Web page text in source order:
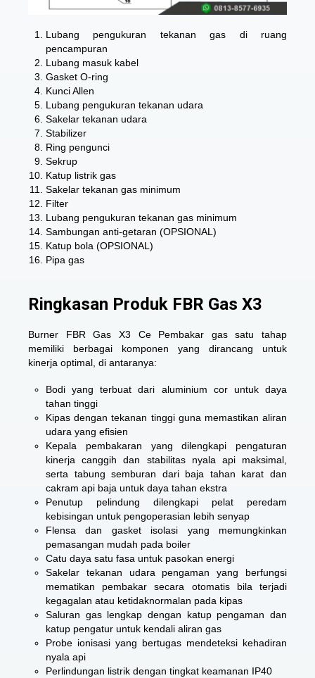
Lubang pengukuran tekanan gas di ruang
pencampuran
Lubang masuk kabel
Gasket O-ring
Kunci Allen
Lubang pengukuran tekanan udara
Sakelar tekanan udara
Stabilizer
Ring pengunci
Sekrup
Katup listrik gas
Sakelar tekanan gas minimum
Filter
Lubang pengukuran tekanan gas minimum
Sambungan anti-getaran (OPSIONAL)
Katup bola (OPSIONAL)
Pipa gas
Ringkasan Produk FBR Gas X3
Burner FBR Gas X3 Ce Pembakar gas satu tahap
memiliki berbagai komponen yang dirancang untuk
kinerja optimal, di antaranya:
Bodi yang terbuat dari aluminium cor untuk daya
tahan tinggi
Kipas dengan tekanan tinggi guna memastikan aliran
udara yang efisien
Kepala pembakaran yang dilengkapi pengaturan
kinerja canggih dan stabilitas nyala api maksimal,
serta tabung semburan dari baja tahan karat dan
cakram api baja untuk daya tahan ekstra
Penutup pelindung dilengkapi pelat peredam
kebisingan untuk pengoperasian lebih senyap
Flensa dan gasket isolasi yang memungkinkan
pemasangan mudah pada boiler
Catu daya satu fasa untuk pasokan energi
Sakelar tekanan udara pengaman yang berfungsi
mematikan pembakar secara otomatis bila terjadi
kegagalan atau ketidaknormalan pada kipas
Saluran gas lengkap dengan katup pengaman dan
katup pengatur untuk kendali aliran gas
Probe ionisasi yang bertugas mendeteksi kehadiran
nyala api
Perlindungan listrik dengan tingkat keamanan IP40